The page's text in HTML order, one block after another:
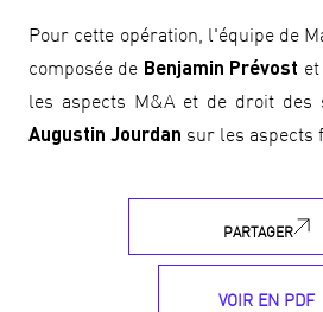
Pour cette opération, l'équipe de
composée de Benjamin Prévost
les aspects M&A et de droit des
Augustin Jourdan sur les aspects
PARTAGER
VOIR EN PDF